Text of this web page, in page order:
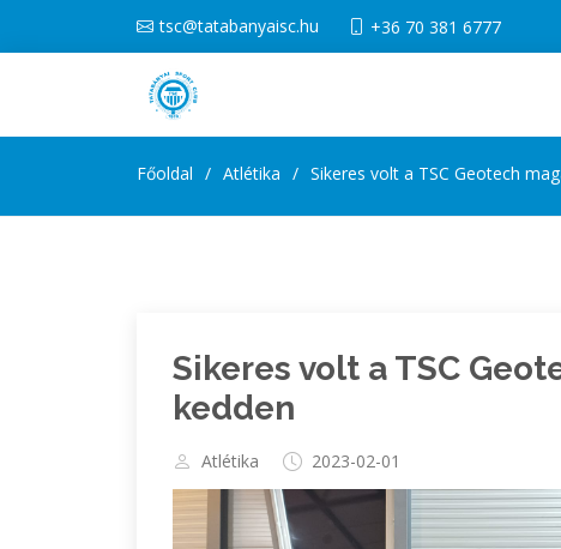
tsc@tatabanyaisc.hu +36 70 381 6777
Főoldal Atlétika Sikeres volt a TSC Geotech
Sikeres volt a TSC
kedden
Atlétika 2023-02-01